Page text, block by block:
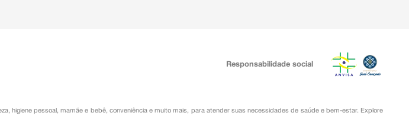
Responsabilidade social
, higiene pessoal ,mamãe e bebê, conveniênciae muito mais, para atender suas necessidades de saúde e bem-estar. Explore